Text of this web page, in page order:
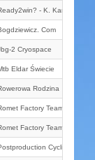
- K. Karwat
Com
2 Cryospace
Eldar Świecie
Rodzina
Factory Team
Factory Team
Cycling Team